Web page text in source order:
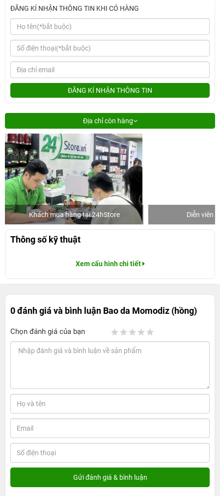
ĐĂNG KÍ NHẬN THÔNG TIN KHI CÓ HÀNG
ĐĂNG KÍ NHẬN THÔNG TIN
Địa chỉ còn hàng
Khách mua hàng tại 24hStore Diễn viên
Thông số kỹ thuật
Xem cấu hình chi tiết
0 đánh giá và bình luận Bao da Momodiz (hồng)
Chọn đánh giá của bạn